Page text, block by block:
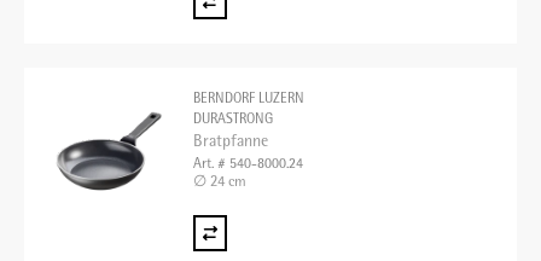
BERNDORF LUZERN
DURASTRONG
Bratpfanne
Art. # 540-8000.24
∅ 24 cm